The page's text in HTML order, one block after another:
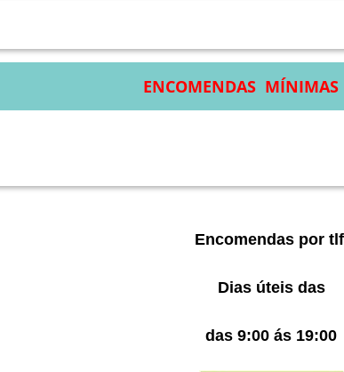
ENCOMENDAS MÍNIMAS
Encomendas por tlf
Dias úteis das
das 9:00 ás 19:00